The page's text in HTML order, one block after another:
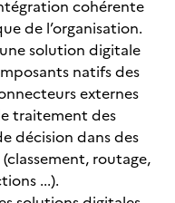
cohérente
de l’organisation.
solution digitale
natifs des
externes
traitement des
décision dans des
routage,
...).